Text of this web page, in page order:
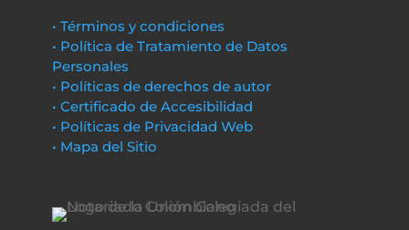
• Términos y condiciones
• Política de Tratamiento de Datos
Personales
• Políticas de derechos de autor
• Certificado de Accesibilidad
• Políticas de Privacidad Web
• Mapa del Sitio